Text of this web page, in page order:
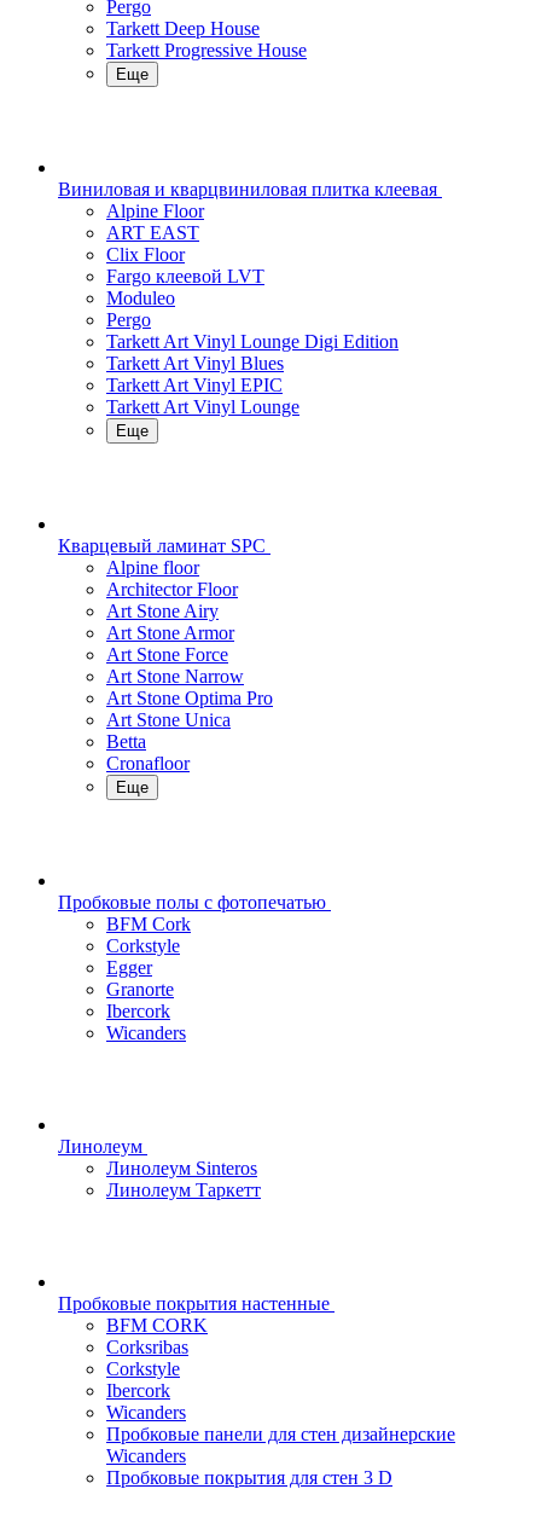
Pergo
Tarkett Deep House
Tarkett Progressive House
Еще
Виниловая и кварцвиниловая плитка клеевая
Alpine Floor
ART EAST
Clix Floor
Fargo клеевой LVT
Moduleo
Pergo
Tarkett Art Vinyl Lounge Digi Edition
Tarkett Art Vinyl Blues
Tarkett Art Vinyl EPIC
Tarkett Art Vinyl Lounge
Еще
Кварцевый ламинат SPC
Alpine floor
Architector Floor
Art Stone Airy
Art Stone Armor
Art Stone Force
Art Stone Narrow
Art Stone Optima Pro
Art Stone Unica
Betta
Cronafloor
Еще
Пробковые полы с фотопечатью
BFM Cork
Corkstyle
Egger
Granorte
Ibercork
Wicanders
Линолеум
Линолеум Sinteros
Линолеум Таркетт
Пробковые покрытия настенные
BFM CORK
Corksribas
Corkstyle
Ibercork
Wicanders
Пробковые панели для стен дизайнерские
Wicanders
Пробковые покрытия для стен 3 D